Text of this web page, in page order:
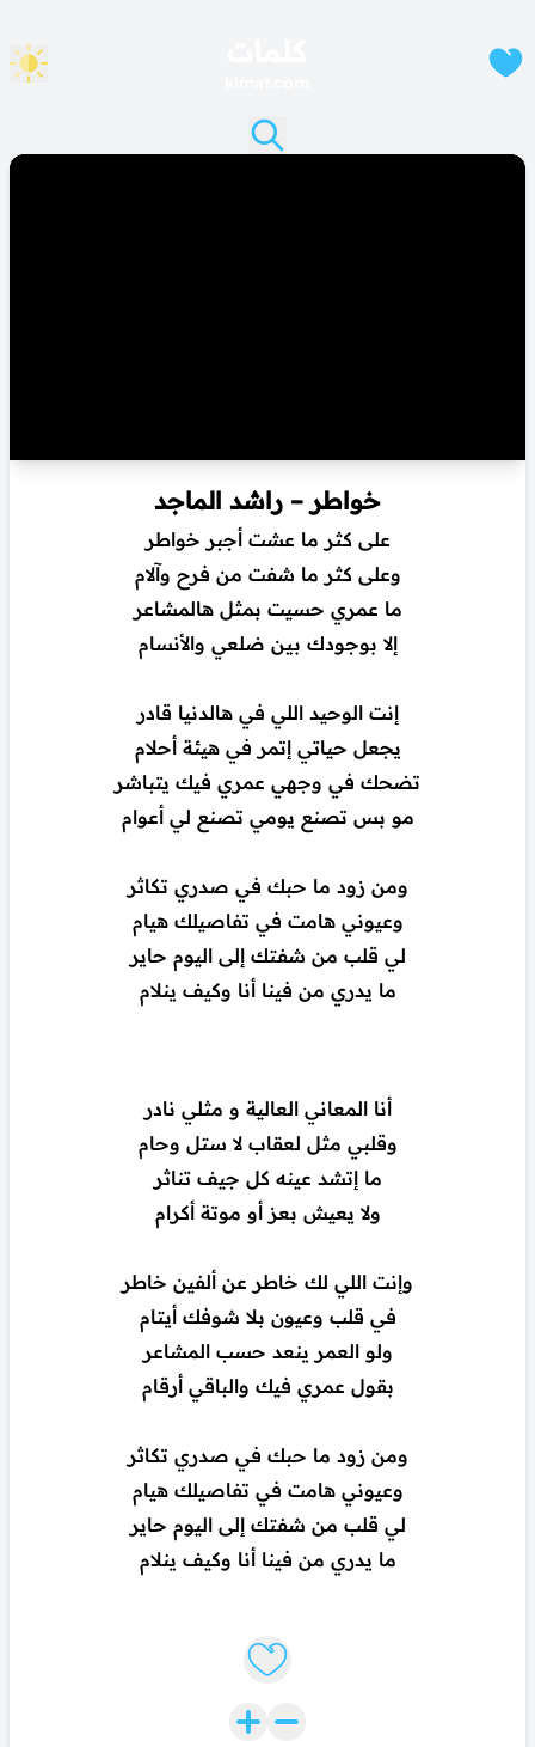
خواطر – راشد الماجد
على كثر ما عشت أجبر خواطر
وعلى كثر ما شفت من فرح وآلام
ما عمري حسيت بمثل هالمشاعر
إلا بوجودك بين ضلعي والأنسام
إنت الوحيد اللي في هالدنيا قادر
يجعل حياتي إتمر في هيئة أحلام
تضحك في وجهي عمري فيك يتباشر
مو بس تصنع يومي تصنع لي أعوام
ومن زود ما حبك في صدري تكاثر
وعيوني هامت في تفاصيلك هيام
لي قلب من شفتك إلى اليوم حاير
ما يدري من فينا أنا وكيف ينلام
أنا المعاني العالية و مثلي نادر
وقلبي مثل لعقاب لا ستل وحام
ما إتشد عينه كل جيف تناثر
ولا يعيش بعز أو موتة أكرام
وإنت اللي لك خاطر عن ألفين خاطر
في قلب وعيون بلا شوفك أيتام
ولو العمر ينعد حسب المشاعر
بقول عمري فيك والباقي أرقام
ومن زود ما حبك في صدري تكاثر
وعيوني هامت في تفاصيلك هيام
لي قلب من شفتك إلى اليوم حاير
ما يدري من فينا أنا وكيف ينلام
Like lyrics